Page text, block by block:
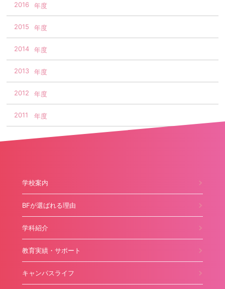
2016
2015
2014
2013
2012
2011
学校案内
BFが選ばれる理由
学科紹介
教育実績・サポート
キャンパスライフ